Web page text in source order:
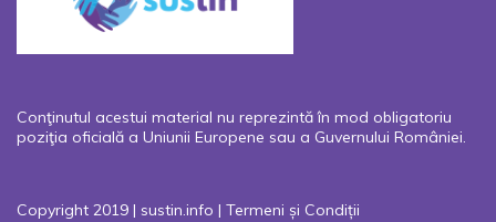
Conţinutul acestui material nu reprezintă în mod obligatoriu
poziţia oficială a Uniunii Europene sau a Guvernului României.
Copyright 2019 | sustin.info | Termeni și Condiții